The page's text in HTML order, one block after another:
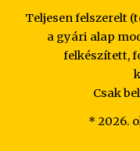
Teljesen felszerelt
a gyári alap
felkészített,
Csak
* 2026.